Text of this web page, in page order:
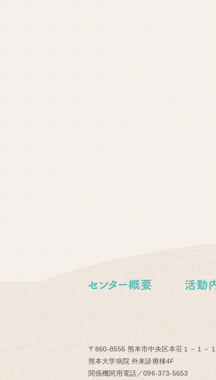
〒860-8556 熊本市中央区本荘１－１－１
熊本大学病院 外来診療棟4F
関係機関用電話／096-373-5653